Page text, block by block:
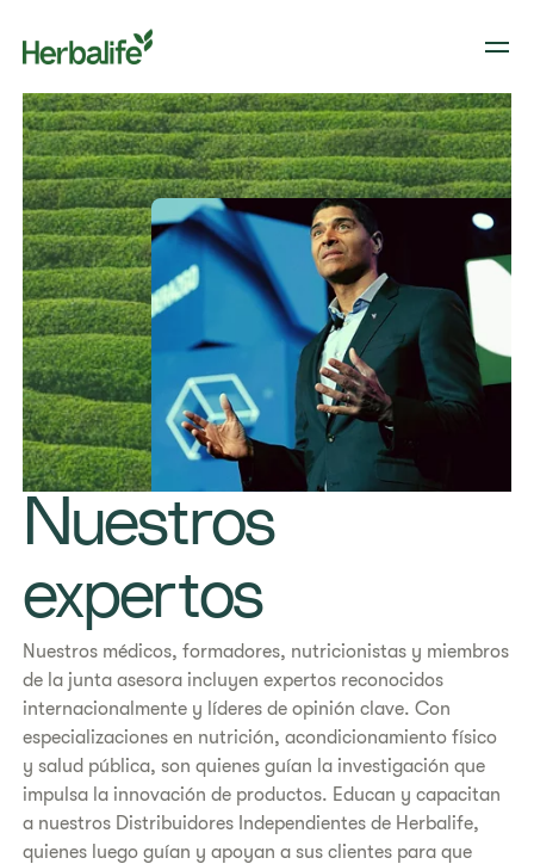
Nuestros
expertos
Nuestros médicos, formadores, nutricionistas y miembros
de la junta asesora incluyen expertos reconocidos
internacionalmente y líderes de opinión clave. Con
especializaciones en nutrición, acondicionamiento físico
y salud pública, son quienes guían la investigación que
impulsa la innovación de productos. Educan y capacitan
a nuestros Distribuidores Independientes de Herbalife,
quienes luego guían y apoyan a sus clientes para que